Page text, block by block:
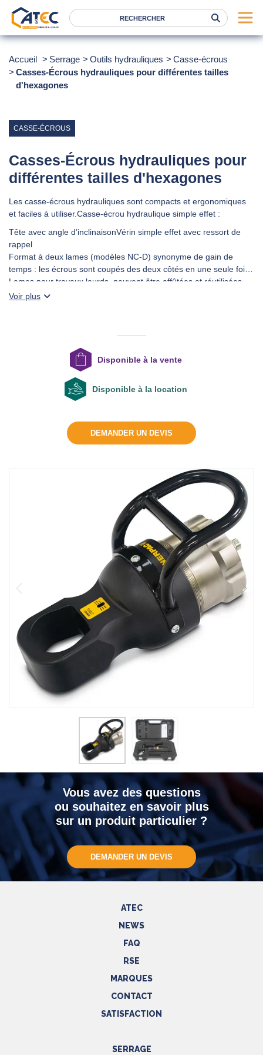
Levage
Nos agences
News
FAQ
RSE
Accueil Serrage Outils hydrauliques
Casse-écrous
Casses-Écrous hydrauliques pour différentes tailles
d'hexagones
CASSE-ÉCROUS
Casses-Écrous hydrauliques pour
différentes tailles d'hexagones
Les casse-écrous hydrauliques sont compacts et ergonomiques
et faciles à utiliser.Casse-écrou hydraulique simple effet :
Tête avec angle d’inclinaisonVérin simple effet avec ressort de
rappel
Format à deux lames (modèles NC-D) synonyme de gain de
temps : les écrous sont coupés des deux côtés en une seule fois
Lames pour travaux lourds, peuvent être affûtées et réutilisées
Les casse-écrous sont livrés avec une lame, un jeu de vis de
Voir plus
Disponible à la vente
Disponible à la location
DEMANDER UN DEVIS
Vous avez des questions
ou souhaitez en savoir plus
sur un produit particulier ?
DEMANDER UN DEVIS
ATEC
NEWS
FAQ
RSE
MARQUES
CONTACT
SATISFACTION
SERRAGE